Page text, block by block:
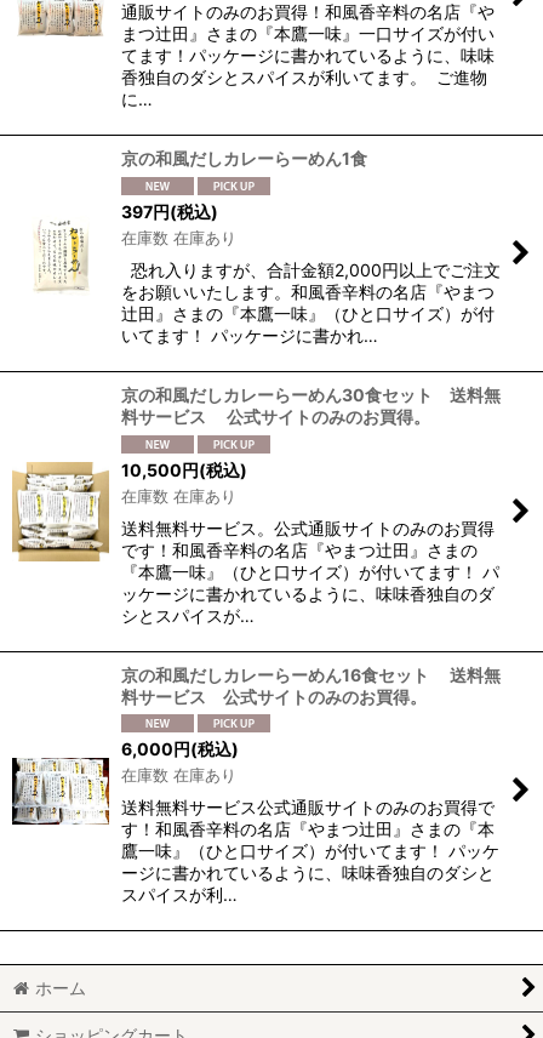
通販サイトのみのお買得！和風香辛料の名店『や
まつ辻田』さまの『本鷹一味』一口サイズが付い
てます！パッケージに書かれているように、味味
香独自のダシとスパイスが利いてます。 ご進物
に…
京の和風だしカレーらーめん1食
397円(税込)
在庫数 在庫あり
恐れ入りますが、合計金額2,000円以上でご注文
をお願いいたします。和風香辛料の名店『やまつ
辻田』さまの『本鷹一味』（ひと口サイズ）が付
いてます！ パッケージに書かれ…
京の和風だしカレーらーめん30食セット 送料無
料サービス 公式サイトのみのお買得。
10,500円(税込)
在庫数 在庫あり
送料無料サービス。公式通販サイトのみのお買得
です！和風香辛料の名店『やまつ辻田』さまの
『本鷹一味』（ひと口サイズ）が付いてます！ パ
ッケージに書かれているように、味味香独自のダ
シとスパイスが…
京の和風だしカレーらーめん16食セット 送料無
料サービス 公式サイトのみのお買得。
6,000円(税込)
在庫数 在庫あり
送料無料サービス公式通販サイトのみのお買得で
す！和風香辛料の名店『やまつ辻田』さまの『本
鷹一味』（ひと口サイズ）が付いてます！ パッケ
ージに書かれているように、味味香独自のダシと
スパイスが利…
ホーム